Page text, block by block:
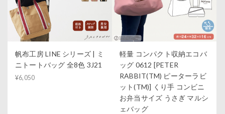
帆布工房 LINE シリーズ | ミ
ニトートバッグ 全8色 3J21
¥6,050
軽量 コンパクト収納エコバ
ッグ 0612 [PETER
RABBIT(TM) ピーターラビ
ット(TM)] くり手 コンビニ
お弁当サイズ うさぎ マルシ
ェバッグ